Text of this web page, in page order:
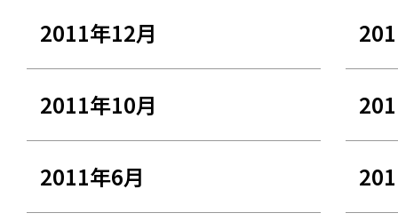
2011年12月
2011年10月
2011年6月